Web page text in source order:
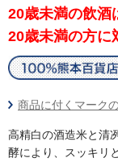
20歳未満の飲酒
20歳未満の方に
商品に付くマーク
高精白の酒造米と清
酵により、スッキリ